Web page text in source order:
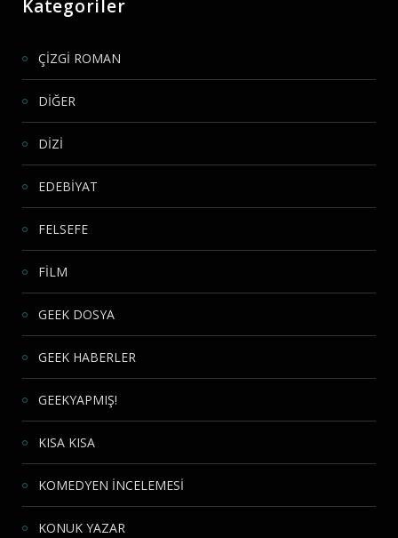
Kategoriler
ÇİZGİ ROMAN
DİĞER
DİZİ
EDEBİYAT
FELSEFE
FİLM
GEEK DOSYA
GEEK HABERLER
GEEKYAPMIŞ!
KISA KISA
KOMEDYEN İNCELEMESİ
KONUK YAZAR